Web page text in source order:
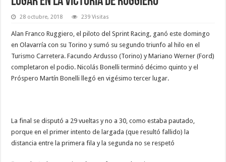
28 octubre, 2018 239 Visitas
Alan Franco Ruggiero, el piloto del Sprint Racing, ganó este domingo
en Olavarría con su Torino y sumó su segundo triunfo al hilo en el
Turismo Carretera. Facundo Ardusso (Torino) y Mariano Werner (Ford)
completaron el podio. Nicolás Bonelli terminó décimo quinto y el
Próspero Martín Bonelli llegó en vigésimo tercer lugar.
La final se disputó a 29 vueltas y no a 30, como estaba pautado,
porque en el primer intento de largada (que resultó fallido) la
distancia entre la primera fila y la segunda no se respetó